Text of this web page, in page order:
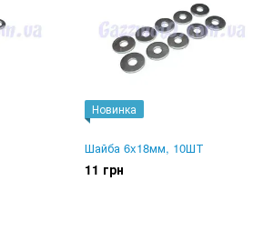
Новинка
Шайба 6x18мм, 10ШТ
11 грн